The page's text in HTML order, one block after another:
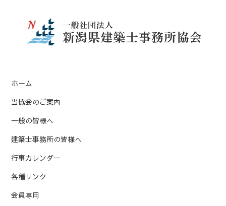
https://www.pref.niigata.lg.jp/uploaded/attachment/
ホーム
当協会のご案内
一般の皆様へ
建築士事務所の皆様へ
行事カレンダー
各種リンク
会員専用